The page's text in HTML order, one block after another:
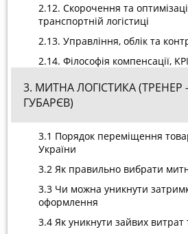
2.12. Скорочення та
транспортній логістиці
2.13. Управління, облік та
2.14. Філософія компенсації,
3. МИТНА ЛОГІСТИКА (ТРЕНЕР
ГУБАРЄВ)
3.1 Порядок переміщення
України
3.2 Як правильно вибрати
3.3 Чи можна уникнути
оформлення
3.4 Як уникнути зайвих витрат